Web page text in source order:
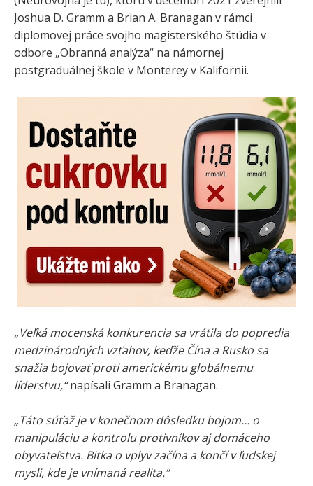
Joshua D. Gramm a Brian A. Branagan v rámci
diplomovej práce svojho magisterského štúdia v
odbore „Obranná analýza“ na námornej
postgraduálnej škole v Monterey v Kalifornii.
„Veľká mocenská konkurencia sa vrátila do popredia
medzinárodných vzťahov, keďže Čína a Rusko sa
snažia bojovať proti americkému globálnemu
líderstvu,“napísali Gramm a Branagan.
„Táto súťaž je v konečnom dôsledku bojom… o
manipuláciu a kontrolu protivníkov aj domáceho
obyvateľstva. Bitka o vplyv začína a končí v ľudskej
mysli, kde je vnímaná realita.“